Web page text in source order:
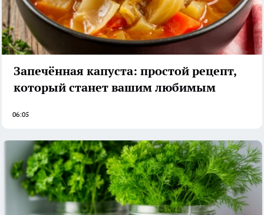
Запечённая капуста: простой рецепт,
который станет вашим любимым
06:05